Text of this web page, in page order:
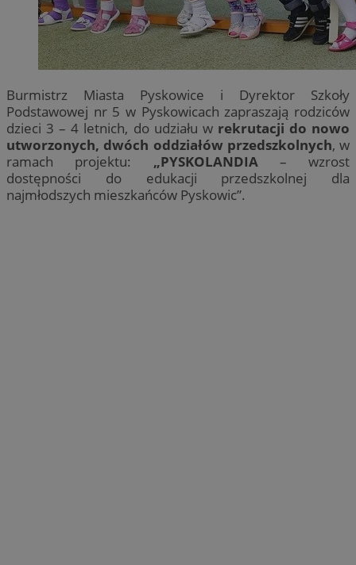
Burmistrz Miasta Pyskowice i Dyrektor Szkoły
Podstawowej nr 5 w Pyskowicach zapraszają rodziców
dzieci 3 – 4 letnich, do udziału w rekrutacji do nowo
utworzonych, dwóch oddziałów przedszkolnych, w
ramach projektu: „PYSKOLANDIA– wzrost
dostępności do edukacji przedszkolnej dla
najmłodszych mieszkańców Pyskowic”.